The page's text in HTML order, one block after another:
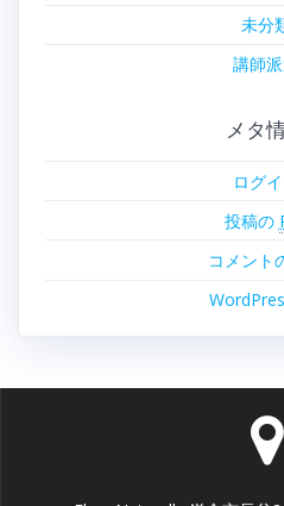
未分
講師
メタ
ログ
投稿の
コメント